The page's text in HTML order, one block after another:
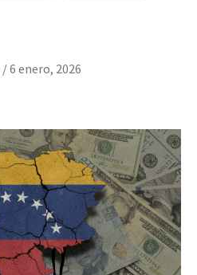
/6 enero, 2026